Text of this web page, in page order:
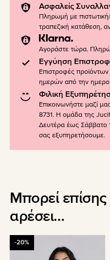
Ασφαλείς
Πληρωμή με
τραπεζική κατάθεση,
Αγοράστε τώρα.
Εγγύηση
Επιστροφές
ημερών από την
Φιλική
Επικοινωνήστε μαζί
8731. Η ομάδα της
Δευτέρα έως
σας εξυπηρετήσουμε.
Μπορεί
αρέσει…
-20%
Αυτό
το